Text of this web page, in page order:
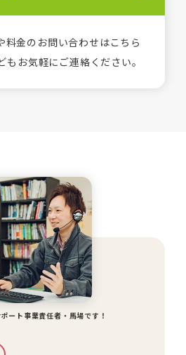
金のお問い合わせはこちら
もお気軽にご連絡ください。
ト事業責任者・馬場です！